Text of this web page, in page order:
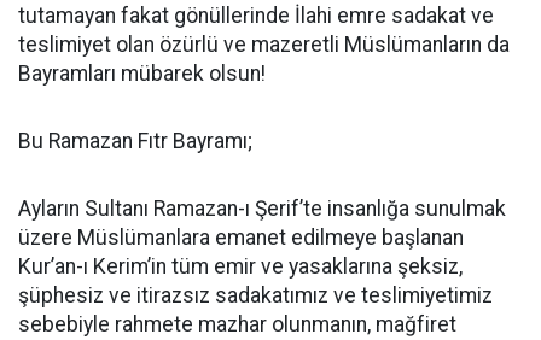
tutamayan fakat gönüllerinde İlahi emre sadakat ve
teslimiyet olan özürlü ve mazeretli Müslümanların da
Bayramları mübarek olsun!
Bu Ramazan Fıtr Bayramı;
Ayların Sultanı Ramazan-ı Şerif’te insanlığa sunulmak
üzere Müslümanlara emanet edilmeye başlanan
Kur’an-ı Kerim’in tüm emir ve yasaklarına şeksiz,
şüphesiz ve itirazsız sadakatımız ve teslimiyetimiz
sebebiyle rahmete mazhar olunmanın, mağfiret